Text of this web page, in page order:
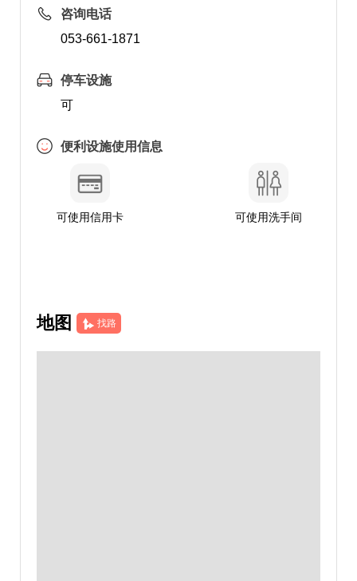
咨询电话
053-661-1871
停车设施
可
便利设施使用信息
可使用信用卡 可使用洗手间
地图 找路